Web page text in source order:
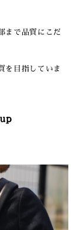
まで品質にこだ
を目指していま